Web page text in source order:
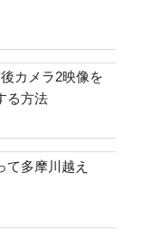
カメラ2映像を
る方法
て多摩川越え